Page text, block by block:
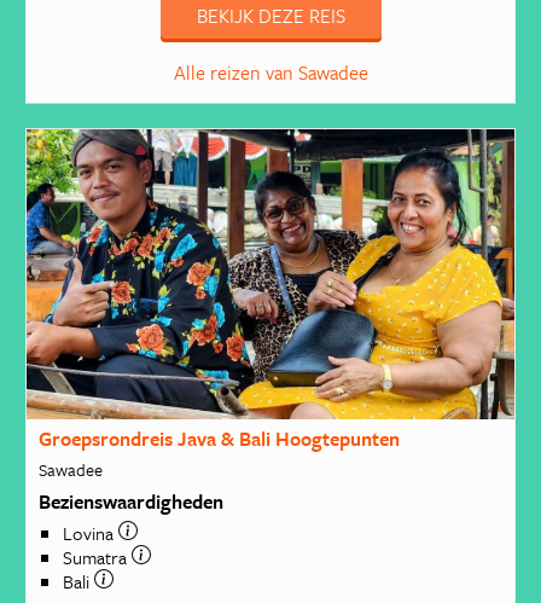
BEKIJK DEZE REIS
Alle reizen van Sawadee
Groepsrondreis Java & Bali Hoogtepunten
Sawadee
Bezienswaardigheden
Lovina
Sumatra
Bali